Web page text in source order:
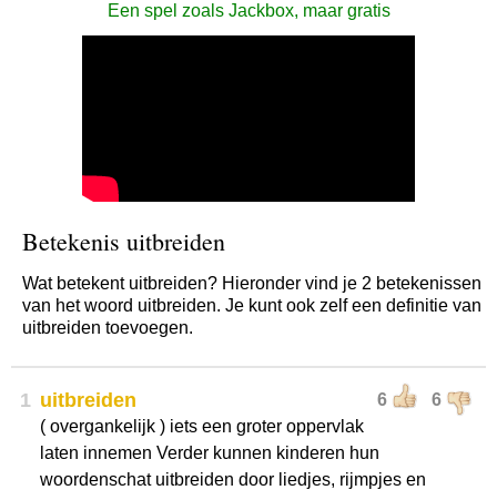
Een spel zoals Jackbox, maar gratis
Betekenis uitbreiden
Wat betekent uitbreiden? Hieronder vind je 2 betekenissen
van het woord uitbreiden. Je kunt ook zelf een definitie van
uitbreiden toevoegen.
1 6 6
uitbreiden
( overgankelijk ) iets een groter oppervlak
laten innemen Verder kunnen kinderen hun
woordenschat uitbreiden door liedjes, rijmpjes en